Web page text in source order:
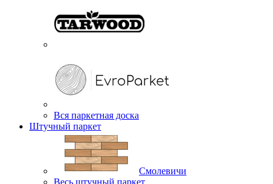
Вся паркетная доска
Штучный паркет
Смолевичи